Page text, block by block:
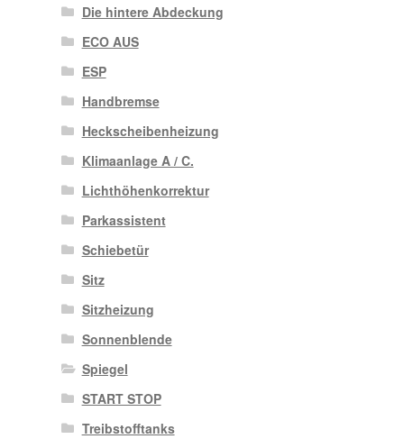
Die hintere Abdeckung
ECO AUS
ESP
Handbremse
Heckscheibenheizung
Klimaanlage A / C.
Lichthöhenkorrektur
Parkassistent
Schiebetür
Sitz
Sitzheizung
Sonnenblende
Spiegel
START STOP
Treibstofftanks